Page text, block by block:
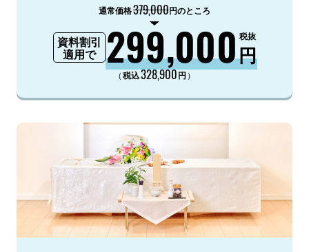
通常価格379,000円のところ
資料割引
適用で
299,000円
税抜
（税込328,900円 ）